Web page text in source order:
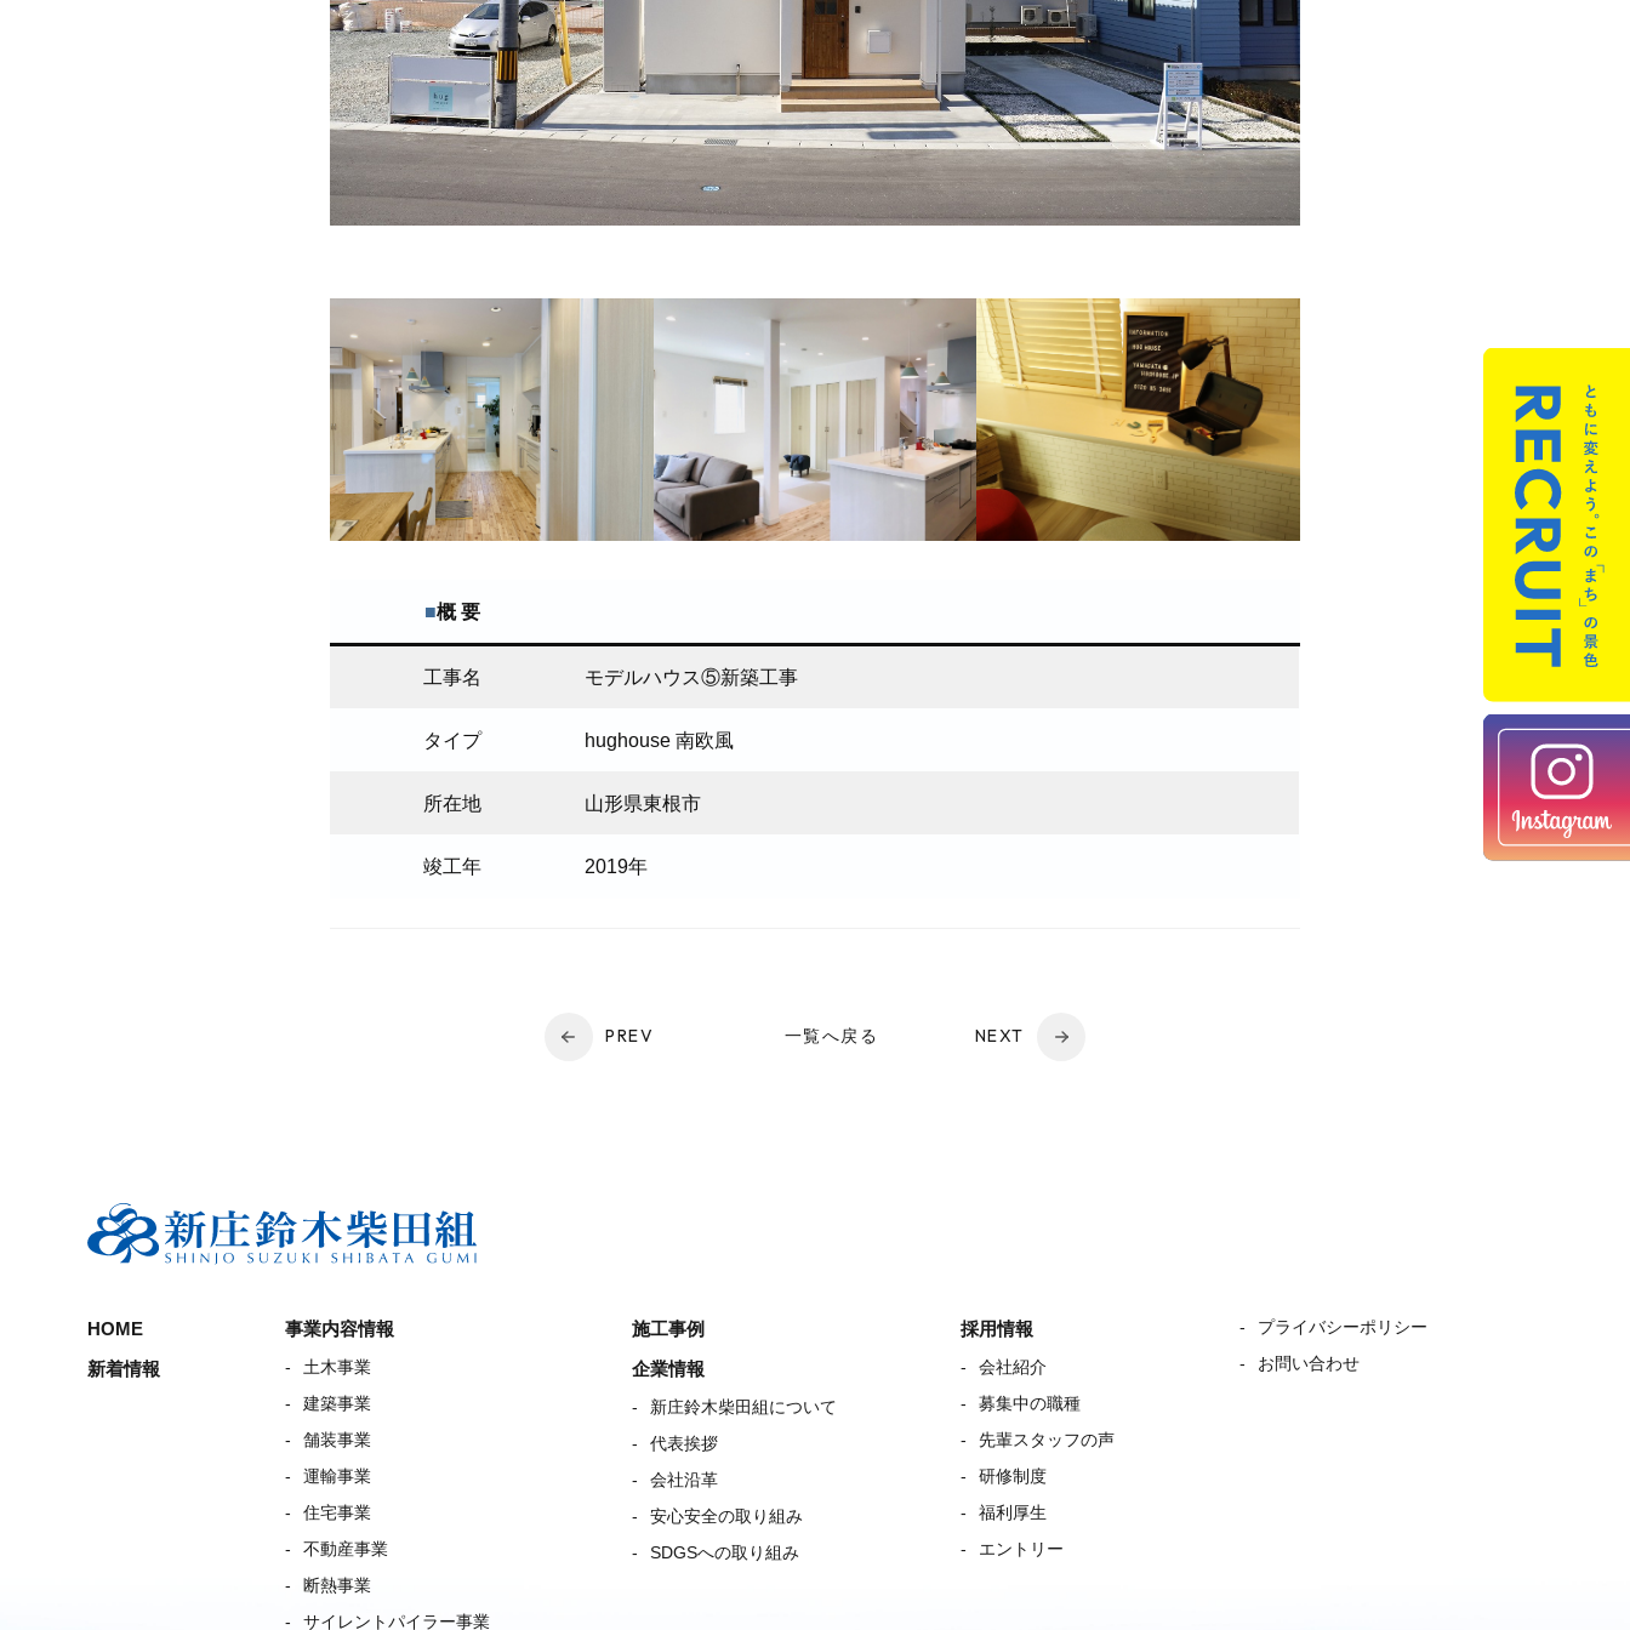
■概 要
工事名 モデルハウス⑤新築工事
タイプ hughouse 南欧風
所在地 山形県東根市
竣工年 2019年
PREV 一覧へ戻る NEXT
HOME
新着情報
事業内容情報
土木事業
建築事業
舗装事業
運輸事業
住宅事業
不動産事業
断熱事業
サイレントパイラー事業
施工事例
企業情報
新庄鈴木柴田組について
代表挨拶
会社沿革
安心安全の取り組み
SDGSへの取り組み
採用情報
会社紹介
募集中の職種
先輩スタッフの声
研修制度
福利厚生
エントリー
プライバシーポリシー
お問い合わせ